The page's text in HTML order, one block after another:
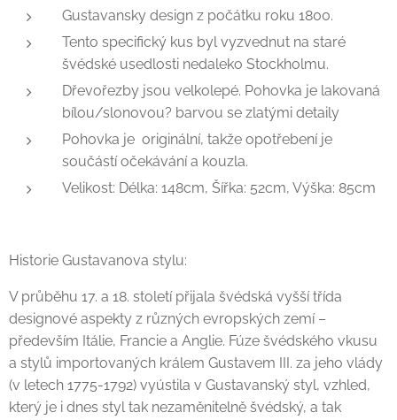
Gustavansky design z počátku roku 1800.
Tento specifický kus byl vyzvednut na staré
švédské usedlosti nedaleko Stockholmu.
Dřevořezby jsou velkolepé. Pohovka je lakovaná
bílou/slonovou? barvou se zlatými detaily
Pohovka je originální, takže opotřebení je
součástí očekávání a kouzla.
Velikost: Délka: 148cm, Šířka: 52cm, Výška: 85cm
Historie Gustavanova stylu:
V průběhu 17. a 18. století přijala švédská vyšší třída
designové aspekty z různých evropských zemí –
především Itálie, Francie a Anglie. Fúze švédského vkusu
a stylů importovaných králem Gustavem III. za jeho vlády
(v letech 1775-1792) vyústila v Gustavanský styl, vzhled,
který je i dnes styl tak nezaměnitelně švédský, a tak